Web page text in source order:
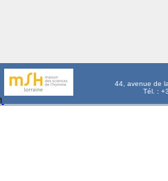
44, avenue de
Tél. :